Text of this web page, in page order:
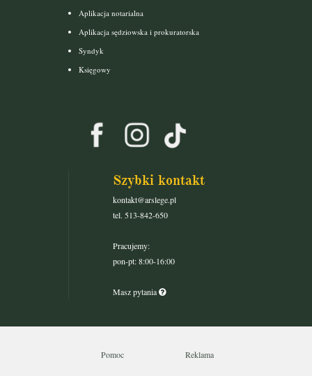
Aplikacja notarialna
Aplikacja sędziowska i prokuratorska
Syndyk
Księgowy
Szybki kontakt
kontakt@arslege.pl
tel. 513-842-650
Pracujemy:
pon-pt: 8:00-16:00
Masz pytania
Pomoc Reklama